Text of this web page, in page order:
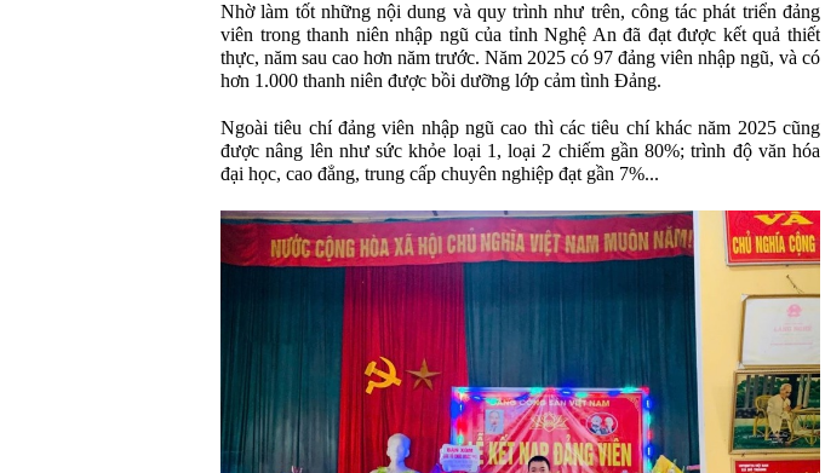
Nhờ làm tốt những nội dung và quy trình như trên, công tác phát triển đảng
viên trong thanh niên nhập ngũ của tỉnh Nghệ An đã đạt được kết quả thiết
thực, năm sau cao hơn năm trước. Năm 2025 có 97 đảng viên nhập ngũ, và có
hơn 1.000 thanh niên được bồi dưỡng lớp cảm tình Đảng.
Ngoài tiêu chí đảng viên nhập ngũ cao thì các tiêu chí khác năm 2025 cũng
được nâng lên như sức khỏe loại 1, loại 2 chiếm gần 80%; trình độ văn hóa
đại học, cao đẳng, trung cấp chuyên nghiệp đạt gần 7%...